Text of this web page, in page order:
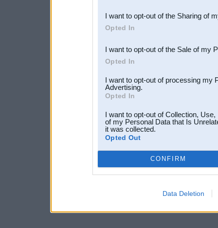
Downstream Participants
third parties.
I want to opt-out of the Sharing of
Opted In
I want to opt-out of the Sale of my
Opted In
I want to opt-out of processing my
Advertising.
Opted In
I want to opt-out of Collection,
of my Personal Data that Is
it was collected.
Opted Out
CONFIRM
Data Deletion